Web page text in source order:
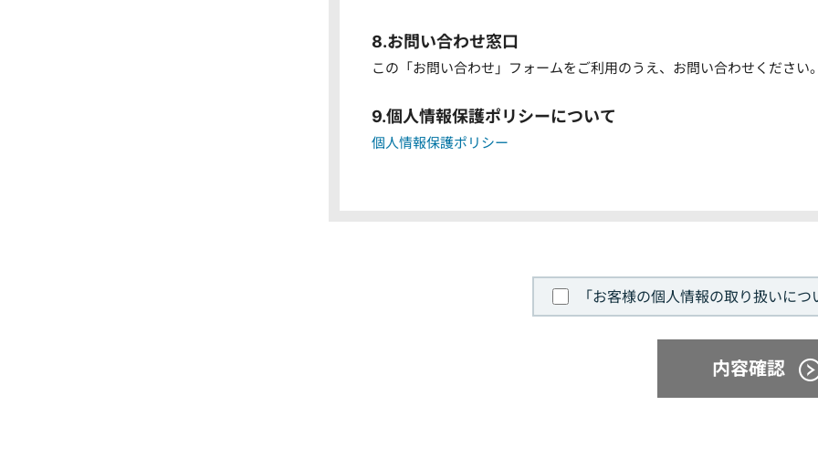
8.お問い合わせ窓口
この「お問い合わせ」フォームをご利用のうえ、お問い合わせください
9.個人情報保護ポリシーについて
個人情報保護ポリシー
「お客様の個人情報の取り扱いに
内容確認